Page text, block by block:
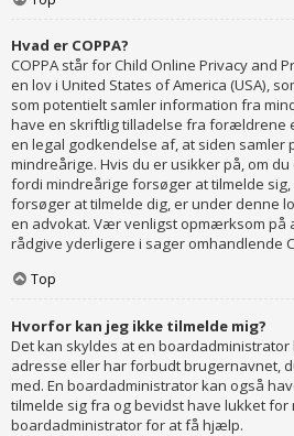
Hvad er COPPA?
COPPA står for Child Online Privacy and
en lov i United States of America (USA),
som potentielt samler information fra
have en skriftlig tilladelse fra forældrene
en legal godkendelse af, at siden
mindreårige. Hvis du er usikker på, om
fordi mindreårige forsøger at tilmelde
forsøger at tilmelde dig, er under denne
en advokat. Vær venligst opmærksom på
rådgive yderligere i sager omhandlende
Top
Hvorfor kan jeg ikke tilmelde mig?
Det kan skyldes at en boardadministrator
adresse eller har forbudt brugernavnet,
med. En boardadministrator kan også
tilmelde sig fra og bevidst have lukket for
boardadministrator for at få hjælp.